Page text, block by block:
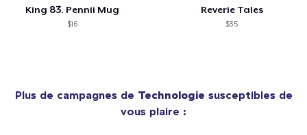
King 83. Pennii Mug
$16
Reverie Tales
$35
Plus de campagnes de Technologie susceptibles de
vous plaire :